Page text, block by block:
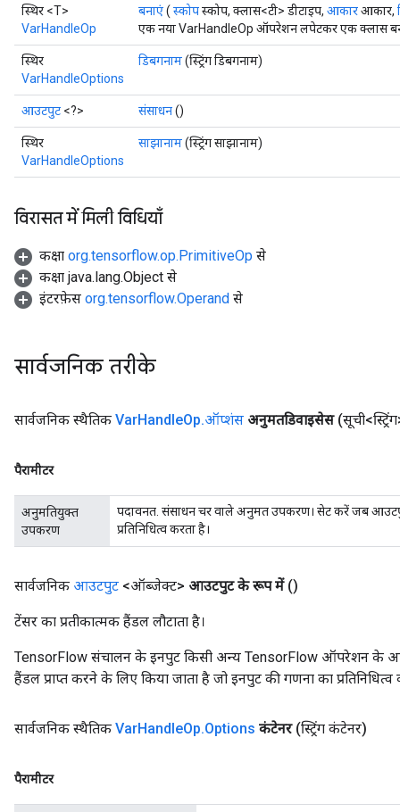
स्थिर <T>
VarHandleOp
बनाएं( स्कोपस्कोप, क्लास<टी> डीटाइप, आकारआकार,
एक नया VarHandleOp ऑपरेशन लपेटकर एक क्लास
स्थिर
VarHandleOptions
डिबगनाम(स्ट्रिंग डिबगनाम)
आउटपुट <?> संसाधन()
स्थिर
VarHandleOptions
साझानाम(स्ट्रिंग साझानाम)
विरासत में मिली विधियाँ
कक्षा org.tensorflow.op.PrimitiveOp से
कक्षा java.lang.Object से
इंटरफ़ेस org.tensorflow.Operand से
सार्वजनिक तरीके
सार्वजनिक स्थैतिक VarHandleOp.ऑप्शंस अनुमतडिवाइसेस
पैरामीटर
अनुमतियुक्त
उपकरण
पदावनत. संसाधन चर वाले अनुमत उपकरण। सेट करें जब आउटपुट
प्रतिनिधित्व करता है।
सार्वजनिक आउटपुट <ऑब्जेक्ट> आउटपुट के रूप में ()
टेंसर का प्रतीकात्मक हैंडल लौटाता है।
TensorFlow संचालन के इनपुट किसी अन्य TensorFlow ऑपरेशन के
हैंडल प्राप्त करने के लिए किया जाता है जो इनपुट की गणना का प्रतिनिधित्व
सार्वजनिक स्थैतिक VarHandleOp.Options कंटेनर (स्ट्रिंग कंटेनर)
पैरामीटर